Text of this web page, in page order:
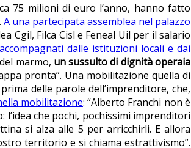
75 milioni di euro l’anno, hanno fatto
A una partecipata assemblea nel palazzo
Cgil, Filca Cisl e Feneal Uil per il salario
dalle istituzioni locali e dai
marmo, un sussulto di dignità operaia
pronta”. Una mobilitazione quella di
delle parole dell’imprenditore, che,
mobilitazione: “Alberto Franchi non è
che pochi, pochissimi imprenditori
si alza alle 5 per arricchirli. E allora
territorio e si chiama estrattivismo”.